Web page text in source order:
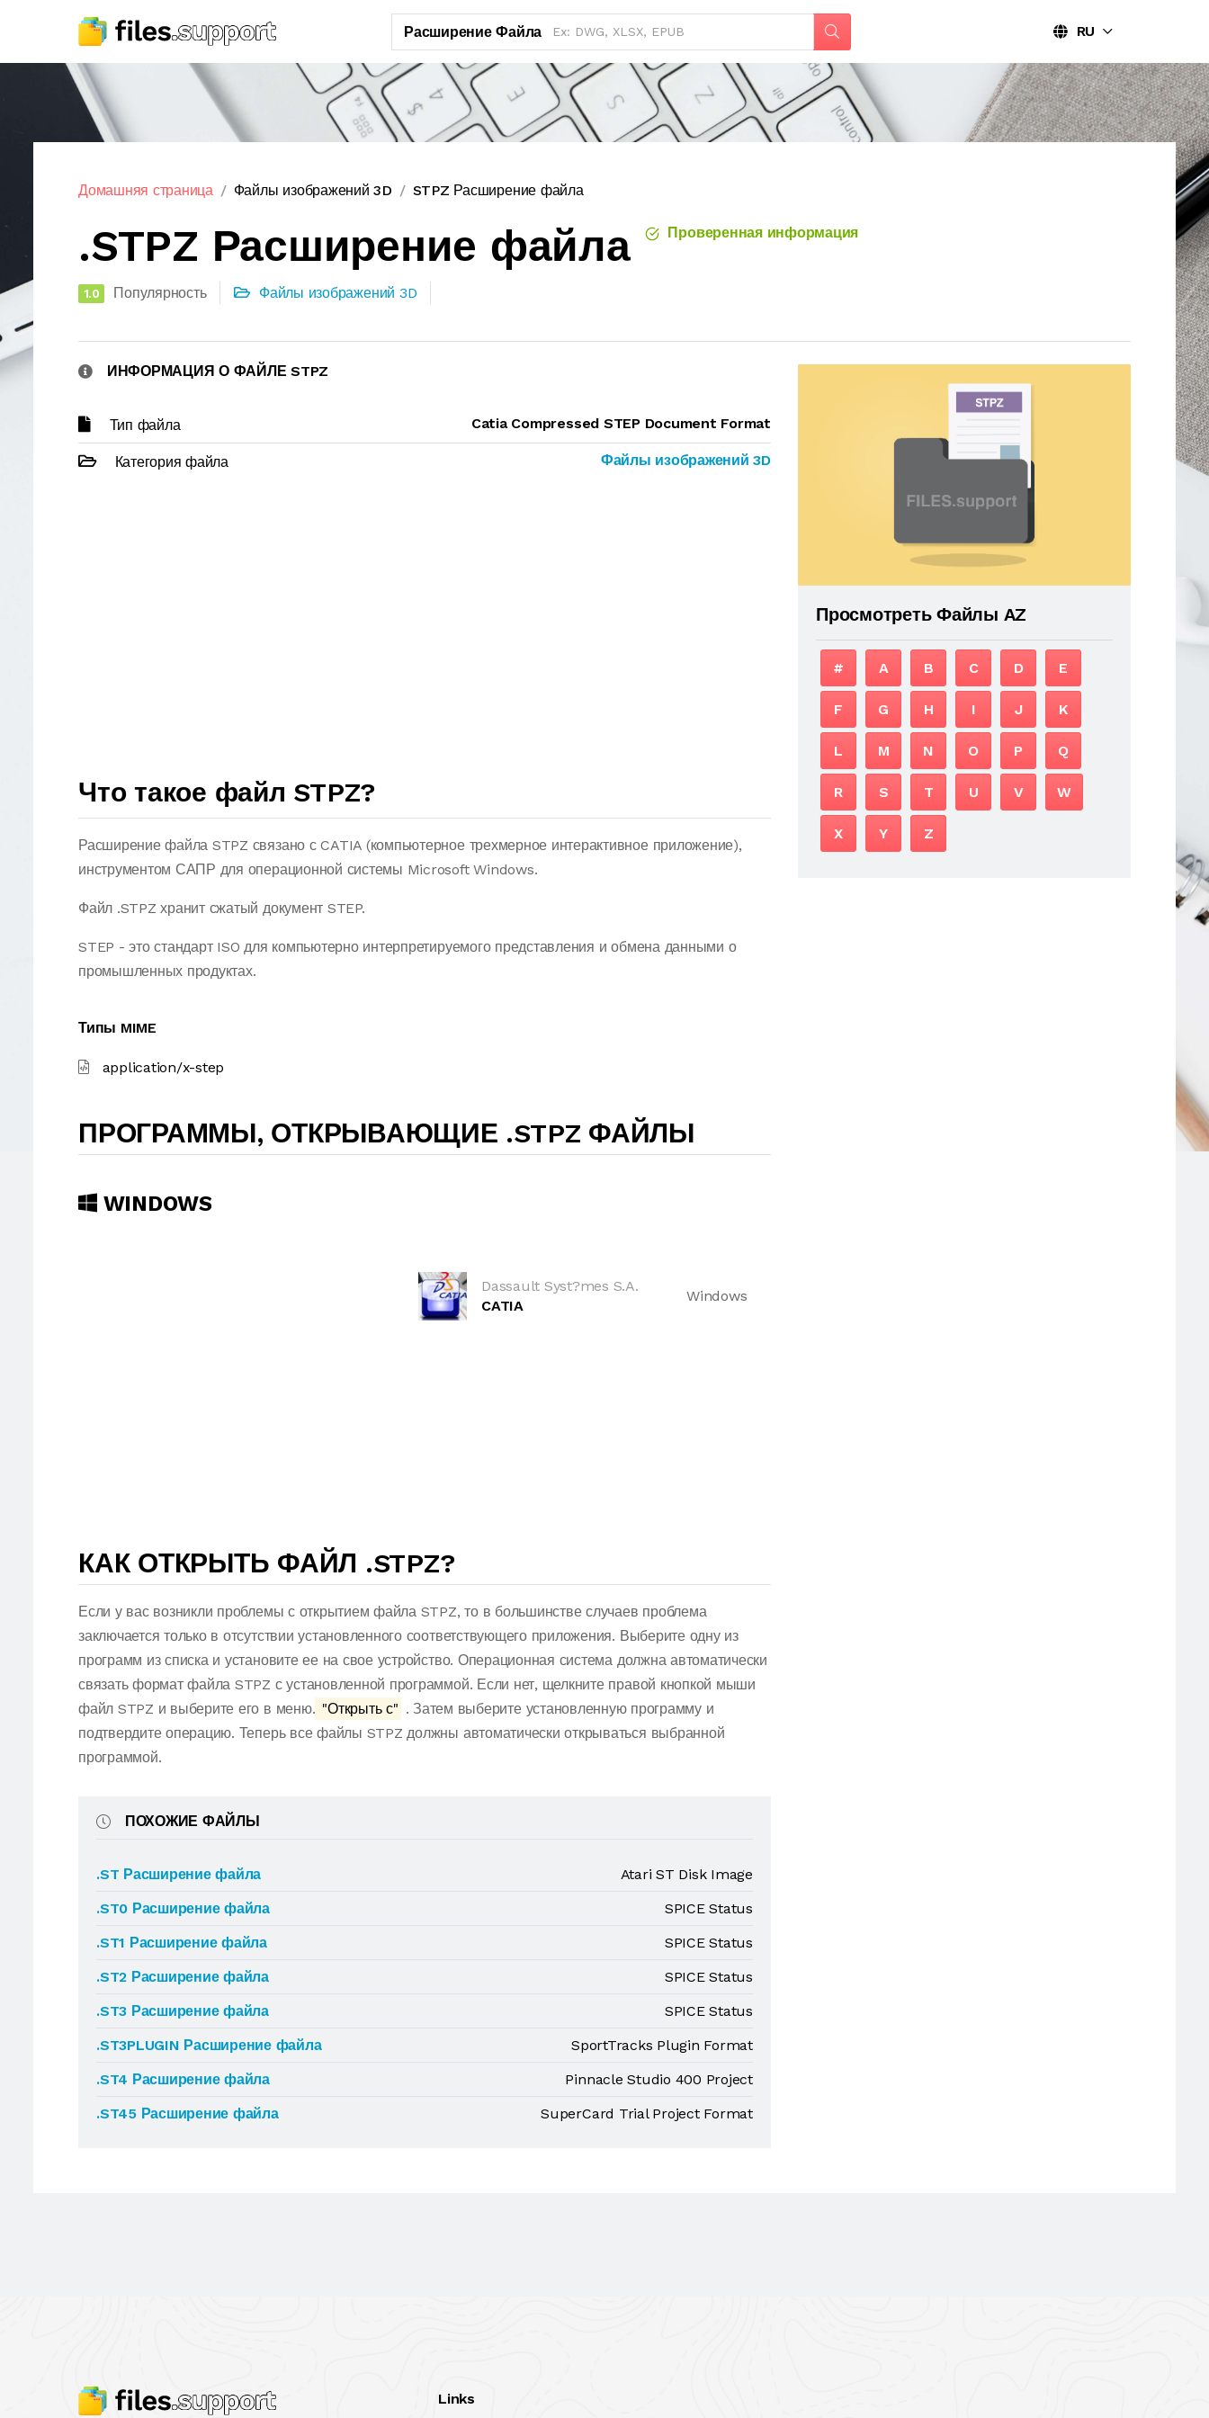
Расширение Файла RU
Домашняя страница Файлы изображений 3D STPZ Расширение файла
.STPZ Расширение файла Проверенная информация
1.0 Популярность Файлы изображений 3D
ИНФОРМАЦИЯ О ФАЙЛЕ STPZ
Тип файла Catia Compressed STEP Document Format
Категория файла Файлы изображений 3D
Что такое файл STPZ?
Расширение файла STPZ связано с CATIA (компьютерное трехмерное интерактивное приложение),
инструментом САПР для операционной системы Microsoft Windows.
Файл .STPZ хранит сжатый документ STEP.
STEP - это стандарт ISO для компьютерно интерпретируемого представления и обмена данными о
промышленных продуктах.
Типы MIME
application/x-step
ПРОГРАММЫ, ОТКРЫВАЮЩИЕ .STPZ ФАЙЛЫ
WINDOWS
Dassault Syst?mes S.A.
CATIA
Windows
КАК ОТКРЫТЬ ФАЙЛ .STPZ?
Если у вас возникли проблемы с открытием файла STPZ, то в большинстве случаев проблема
заключается только в отсутствии установленного соответствующего приложения. Выберите одну из
программ из списка и установите ее на свое устройство. Операционная система должна автоматически
связать формат файла STPZ с установленной программой. Если нет, щелкните правой кнопкой мыши
файл STPZ и выберите его в меню. "Открыть с" . Затем выберите установленную программу и
подтвердите операцию. Теперь все файлы STPZ должны автоматически открываться выбранной
программой.
ПОХОЖИЕ ФАЙЛЫ
.ST Расширение файла
Atari ST Disk Image
.ST0 Расширение файла
SPICE Status
.ST1 Расширение файла
SPICE Status
.ST2 Расширение файла
SPICE Status
.ST3 Расширение файла
SPICE Status
.ST3PLUGIN Расширение файла
SportTracks Plugin Format
.ST4 Расширение файла
Pinnacle Studio 400 Project
.ST45 Расширение файла
SuperCard Trial Project Format
Просмотреть Файлы AZ
# A B C D E
F G H I J K
L M N O P Q
R S T U V W
X Y Z
Links